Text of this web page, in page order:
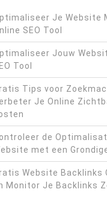
Je Website
SEO Tool
Jouw
Tool
Tips voor
Je Online
de
met een
Website Backlinks
Monitor Je Backlinks